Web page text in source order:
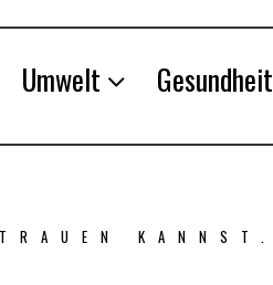
Umwelt
Gesundheit
KANNST.